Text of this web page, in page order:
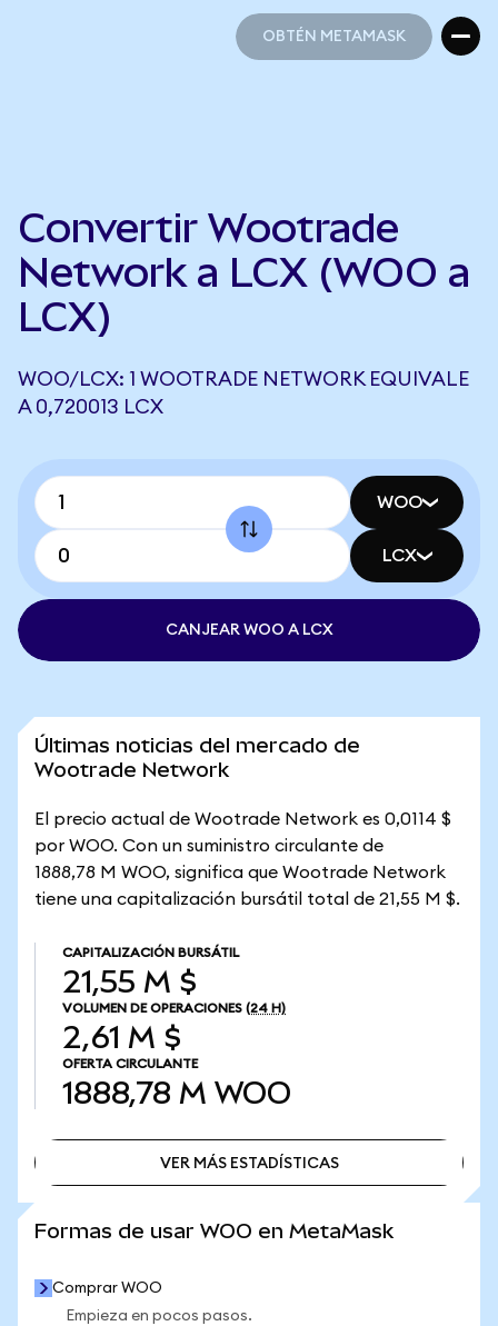
OBTÉN METAMASK
Convertir Wootrade
Network a LCX (WOO a
LCX)
WOO/LCX: 1 WOOTRADE NETWORK EQUIVALE
A 0,720013 LCX
WOO
LCX
CANJEAR WOO A LCX
Últimas noticias del mercado de
Wootrade Network
El precio actual de Wootrade Network es 0,0114 $
por WOO. Con un suministro circulante de
1888,78 M WOO, significa que Wootrade Network
tiene una capitalización bursátil total de 21,55 M $.
CAPITALIZACIÓN BURSÁTIL
21,55 M $
VOLUMEN DE OPERACIONES (24 H)
2,61 M $
OFERTA CIRCULANTE
1888,78 M WOO
VER MÁS ESTADÍSTICAS
Formas de usar WOO en MetaMask
Comprar WOO
Empieza en pocos pasos.